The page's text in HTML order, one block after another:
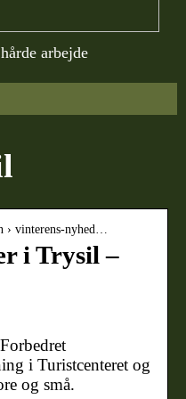
arbejde
› vinterens-nyhed…
i Trysil –
i Turistcenteret og
og små.